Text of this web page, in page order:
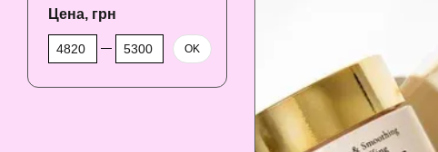
Цена, грн
От Цена, грн
До Цена, грн OK